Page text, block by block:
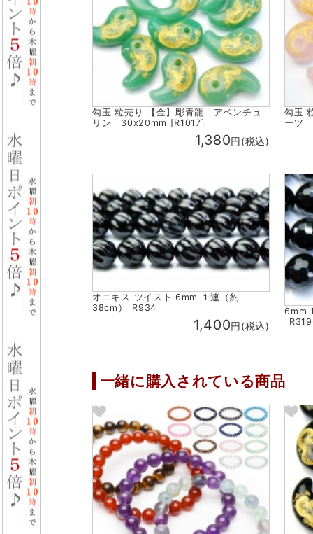
勾玉 粒売り 【金】彫青龍 アベンチュ
リン 30x20mm [R1017]
1,380円(税込)
勾玉
ーツ
オニキス ツイスト 6mm １連（約
38cm）_R934
1,400円(税込)
6mm
一緒に購入されている商品